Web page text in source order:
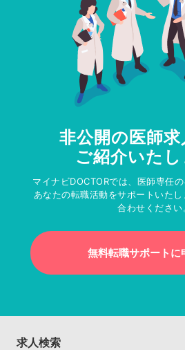
非公開の医師求
ご紹介いたし
マイナビDOCTORでは、医師専任
あなたの転職活動をサポートいた
合わせください
無料転職サポートに
求人検索